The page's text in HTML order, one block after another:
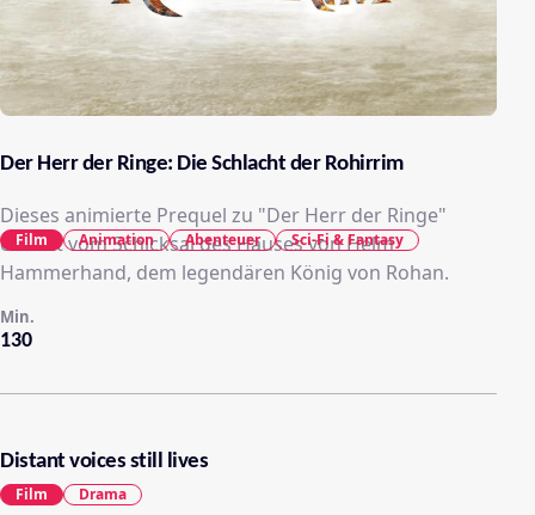
Der Herr der Ringe: Die Schlacht der Rohirrim
Dieses animierte Prequel zu "Der Herr der Ringe"
erzählt vom Schicksal des Hauses von Helm
Hammerhand, dem legendären König von Rohan.
130
Min.
Film Animation Abenteuer Sci-Fi & Fantasy
Distant voices still lives
Film Drama